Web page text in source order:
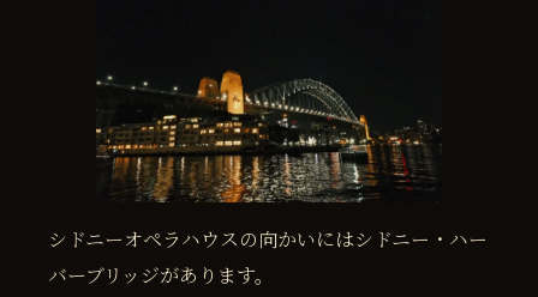
シドニーオペラハウスの向かいにはシドニー・ハー
バーブリッジがあります。